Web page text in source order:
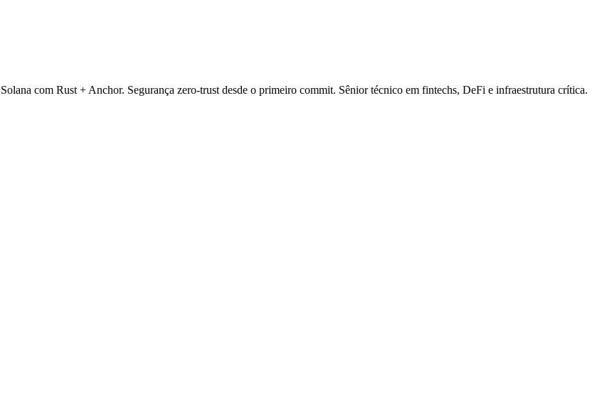
com Rust + Anchor. Segurança zero-trust desde o primeiro commit. Sênior técnico em fintechs, DeFi e infraestrutura crítica.